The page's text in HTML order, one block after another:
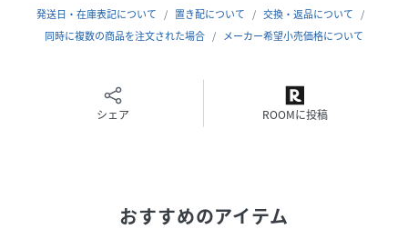
ヒップにはダミーポケットをあしらい、タウンユースにもな
じむ仕上がりに。デイリーからアクティブシーンまで気軽に
《セットアップ対応》
同素材のアイテムと合わせて、セットアップやレイヤードス
フーディーブルゾン（品番：262004）
発送日・在庫表記について 置き配について
交換・返品について
同時に複数の商品を注文された場合
メーカー希望小売価格について
シェア ROOMに投稿
おすすめのアイテム